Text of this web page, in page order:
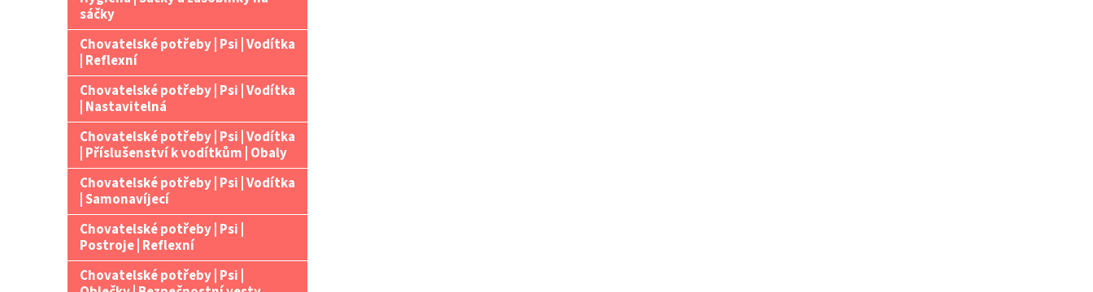
e
sáčky
Chovatelské potřeby | Psi | Vodítka
| Reflexní
Chovatelské potřeby | Psi | Vodítka
| Nastavitelná
Chovatelské potřeby | Psi | Vodítka
| Příslušenství k vodítkům | Obaly
Chovatelské potřeby | Psi | Vodítka
| Samonavíjecí
Chovatelské potřeby | Psi |
Postroje | Reflexní
Chovatelské potřeby | Psi |